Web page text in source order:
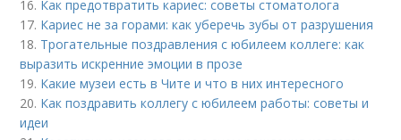
16. Как предотвратить кариес: советы стоматолога
17. Кариес не за горами: как уберечь зубы от разрушения
18. Трогательные поздравления с юбилеем коллеге: как
выразить искренние эмоции в прозе
19. Какие музеи есть в Чите и что в них интересного
20. Как поздравить коллегу с юбилеем работы: советы и
идеи